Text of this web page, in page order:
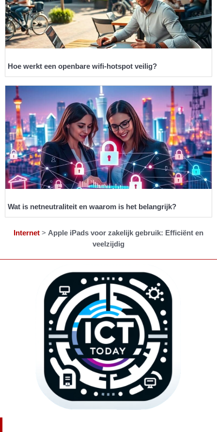
Hoe werkt een openbare wifi-hotspot veilig?
Wat is netneutraliteit en waarom is het belangrijk?
Internet > Apple iPads voor zakelijk gebruik: Efficiënt en
veelzijdig